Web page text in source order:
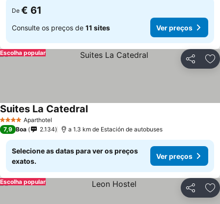
De € 61
Consulte os preços de 11 sites Ver preços
Partilhar
Escolha popular
4 EstrelasAparthotel
Suites La CatedralVer preços
7,9 Boa 2.134 a 1.3 km de Estación de autobuses
Selecione as datas para ver os preços
exatos.
Ver preços
Partilhar
Escolha popular